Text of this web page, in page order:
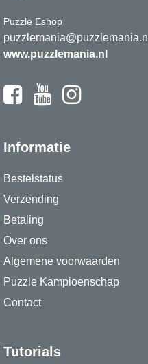
Puzzle Eshop
puzzlemania@puzzlemania.nl
www.puzzlemania.nl
Informatie
Bestelstatus
Verzending
Betaling
Over ons
Algemene voorwaarden
Puzzle Kampioenschap
Contact
Tutorials